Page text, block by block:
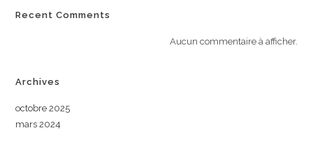
Recent Comments
Aucun commentaire à afficher.
Archives
octobre 2025
mars 2024